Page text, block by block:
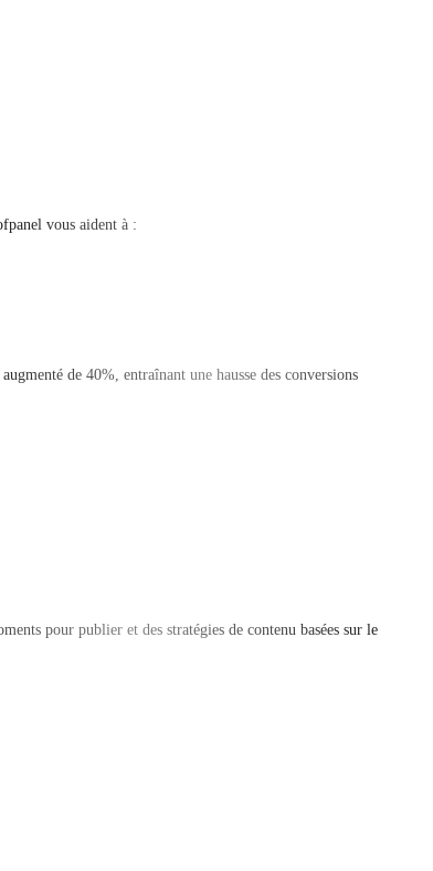
vous aident à :
de 40%, entraînant une hausse des conversions
pour publier et des stratégies de contenu basées sur le